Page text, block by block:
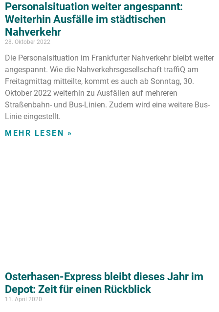
Personalsituation weiter angespannt:
Weiterhin Ausfälle im städtischen
Nahverkehr
28. Oktober 2022
Die Personalsituation im Frankfurter Nahverkehr bleibt weiter
angespannt. Wie die Nahverkehrsgesellschaft traffiQ am
Freitagmittag mitteilte, kommt es auch ab Sonntag, 30.
Oktober 2022 weiterhin zu Ausfällen auf mehreren
Straßenbahn- und Bus-Linien. Zudem wird eine weitere Bus-
Linie eingestellt.
MEHR LESEN »
Osterhasen-Express bleibt dieses Jahr im
Depot: Zeit für einen Rückblick
11. April 2020